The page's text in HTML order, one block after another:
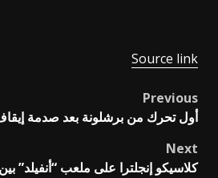
Source link
Post
navigation
Previous
أول تحرك من برشلونة بعد صدمة
Next
كلاسيكو إنجلترا على ملعب “أنفيلد”